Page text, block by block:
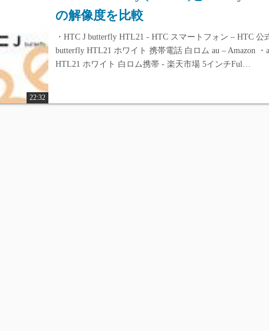
22:32
の解像度を比較
・HTC J butterfly HTL21 - HTC スマートフォン – HTC 公
butterfly HTL21 ホワイト 携帯電話 白ロム au – Amazon ・
HTL21 ホワイト 白ロム携帯 - 楽天市場 5インチFul…